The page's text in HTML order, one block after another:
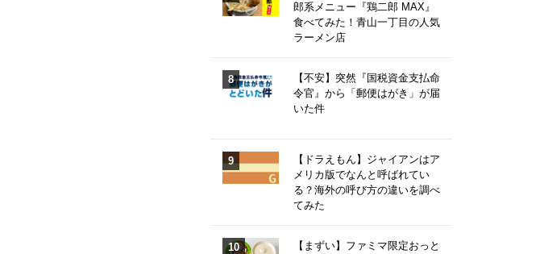
郎系メニュー『鶏二郎 MAX』
食べてみた！青山一丁目の人気
ラーメン店
【不安】突然『国税資金支払命
令官』から「郵便はがき」が届
いた件
【ドラえもん】ジャイアンはア
メリカ版でなんと呼ばれてい
る？海外の呼び方の違いを調べ
てみた
【まずい】ファミマ限定おっと